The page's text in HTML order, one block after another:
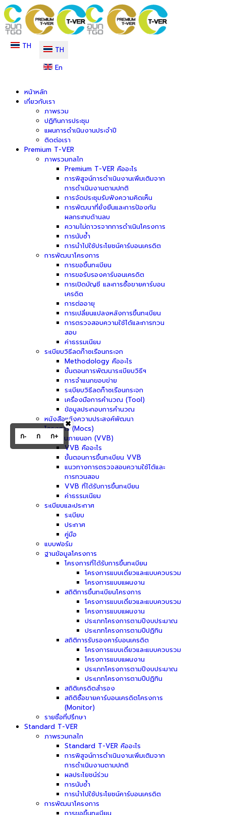
TH
TH
En
หน้าหลัก
เกี่ยวกับเรา
ภาพรวม
ปฏิทินการประชุม
แผนการดำเนินงานประจำปี
ติดต่อเรา
Premium T-VER
ภาพรวมกลไก
Premium T-VER คืออะไร
การพิสูจน์การดำเนินงานเพิ่มเติมจาก
การดำเนินงานตามปกติ
การจัดประชุมรับฟังความคิดเห็น
การพัฒนาที่ยั่งยืนและการป้องกัน
ผลกระทบด้านลบ
ความไม่ถาวรจากการดำเนินโครงการ
การนับซ้ำ
การนำไปใช้ประโยชน์คาร์บอนเครดิต
การพัฒนาโครงการ
การขอขึ้นทะเบียน
การขอรับรองคาร์บอนเครดิต
การเปิดบัญชี และการซื้อขายคาร์บอน
เครดิต
การต่ออายุ
การเปลี่ยนแปลงหลังการขึ้นทะเบียน
การตรวจสอบความใช้ได้และการทวน
สอบ
ค่าธรรมเนียม
ระเบียบวิธีลดก๊าซเรือนกระจก
Methodology คืออะไร
ขั้นตอนการพัฒนาระเบียบวิธีฯ
การจำแนกขอบข่าย
ระเบียบวิธีลดก๊าซเรือนกระจก
เครื่องมือการคำนวณ (Tool)
ข้อมูลประกอบการคำนวณ
หนังสือแจ้งความประสงค์พัฒนา
โครงการ (Mocs)
ผู้ประเมินภายนอก (VVB)
VVB คืออะไร
ขั้นตอนการขึ้นทะเบียน VVB
แนวทางการตรวจสอบความใช้ได้และ
การทวนสอบ
VVB ที่ได้รับการขึ้นทะเบียน
ค่าธรรมเนียม
ระเบียบและประกาศ
ระเบียบ
ประกาศ
คู่มือ
แบบฟอร์ม
ฐานข้อมูลโครงการ
โครงการที่ได้รับการขึ้นทะเบียน
โครงการแบบเดี่ยวและแบบควบรวม
โครงการแบบแผนงาน
สถิติการขึ้นทะเบียนโครงการ
โครงการแบบเดี่ยวและแบบควบรวม
โครงการแบบแผนงาน
ประเภทโครงการตามปีงบประมาณ
ประเภทโครงการตามปีปฏิทิน
สถิติการรับรองคาร์บอนเครดิต
โครงการแบบเดี่ยวและแบบควบรวม
โครงการแบบแผนงาน
ประเภทโครงการตามปีงบประมาณ
ประเภทโครงการตามปีปฏิทิน
สถิติเครดิตสำรอง
สถิติซื้อขายคาร์บอนเครดิตโครงการ
(Monitor)
รายชื่อที่ปรึกษา
Standard T-VER
ภาพรวมกลไก
Standard T-VER คืออะไร
การพิสูจน์การดำเนินงานเพิ่มเติมจาก
การดำเนินงานตามปกติ
ผลประโยชน์ร่วม
การนับซ้ำ
การนำไปใช้ประโยชน์คาร์บอนเครดิต
การพัฒนาโครงการ
ก- ก ก+
✖